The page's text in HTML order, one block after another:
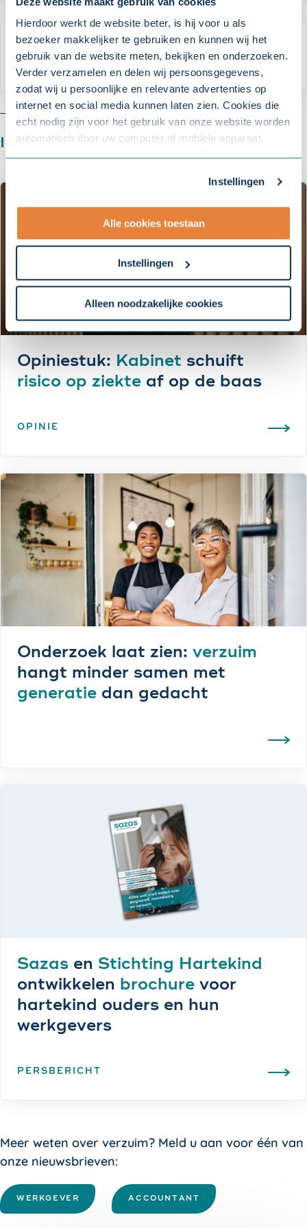
Hierdoor werkt de website beter, is hij voor u als
bezoeker makkelijker te gebruiken en kunnen wij het
gebruik van de website meten, bekijken en onderzoeken.
Verder verzamelen en delen wij persoonsgegevens,
zodat wij u persoonlijke en relevante advertenties op
internet en social media kunnen laten zien. Cookies die
echt nodig zijn voor het gebruik van onze website worden
automatisch door uw computer of mobiele apparaat
aanpassen. Met uw toestemming delen wij uw gegevens
- Lees hier onzeprivacyverklaringen onze
Om uw toestemmingsvoorkeur te wijzigen, klikt u op
Instellingen
Alle cookies toestaan
Instellingen
Alleen noodzakelijke cookies
VRAAG HET SAZAS
Staat uw vraag hier niet bij?
Interessantvoor u
Opiniestuk: Kabinet schuift
risico op ziekte af op de baas
OPINIE
Onderzoek laat zien: verzuim
hangt minder samen met
generatie dan gedacht
Sazas en Stichting Hartekind
ontwikkelen brochure voor
hartekind ouders en hun
werkgevers
PERSBERICHT
Meer weten over verzuim? Meld u aan voor één van
onze nieuwsbrieven:
WERKGEVER ACCOUNTANT